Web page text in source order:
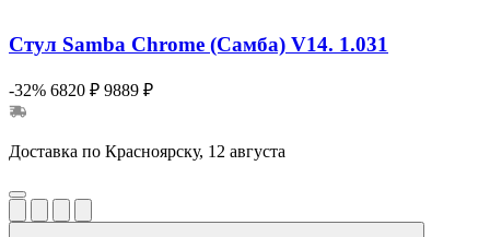
Стул Samba Chrome (Самба) V14. 1.031
-32% 6820 ₽ 9889 ₽
Доставка по Красноярску, 12 августа